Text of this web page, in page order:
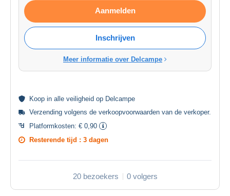
Aanmelden
Inschrijven
Meer informatie over Delcampe
Koop in alle veiligheid op Delcampe
Verzending volgens de verkoopvoorwaarden van de verkoper.
Platformkosten: € 0,90
Resterende tijd : 3 dagen
20 bezoekers 0 volgers